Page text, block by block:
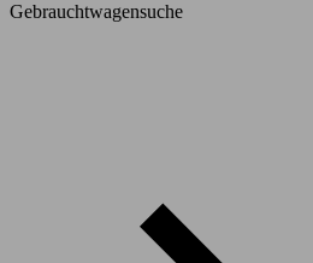
Gebrauchtwagensuche